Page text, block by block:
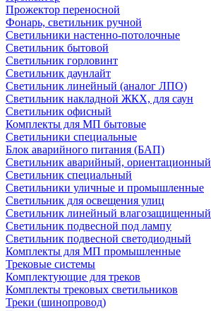
Прожектор переносной
Фонарь, светильник ручной
Светильники настенно-потолочные
Светильник бытовой
Светильник горловинт
Светильник даунлайт
Светильник линейный (аналог ЛПО)
Светильник накладной ЖКХ, для саун
Светильник офисный
Комплекты для МП бытовые
Светильники специальные
Блок аварийного питания (БАП)
Светильник аварийный, ориентационный
Светильник специальный
Светильники уличные и промышленные
Светильник для освещения улиц
Светильник линейный влагозащищенный
Светильник подвесной под лампу
Светильник подвесной светодиодный
Комплекты для МП промышленные
Трековые системы
Комплектующие для треков
Комплекты трековых светильников
Треки (шинопровод)